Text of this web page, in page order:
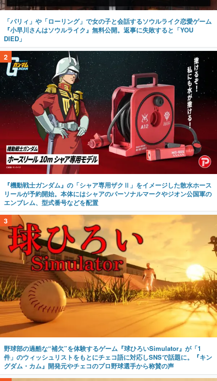
「パリィ」や「ローリング」で女の子と会話するソウルライク恋愛ゲーム
『小早川さんはソウルライク』無料公開。返事に失敗すると「YOU
DIED」
2
『機動戦士ガンダム』の「シャア専用ザクⅡ」をイメージした散水ホース
リールが予約開始。本体にはシャアのパーソナルマークやジオン公国軍の
エンブレム、型式番号などを配置
3
野球部の過酷な“補欠”を体験するゲーム『球ひろいSimulator』が「1
件」のウィッシュリストをもとにチェコ語に対応しSNSで話題に。『キン
グダム・カム』開発元やチェコのプロ野球選手から称賛の声